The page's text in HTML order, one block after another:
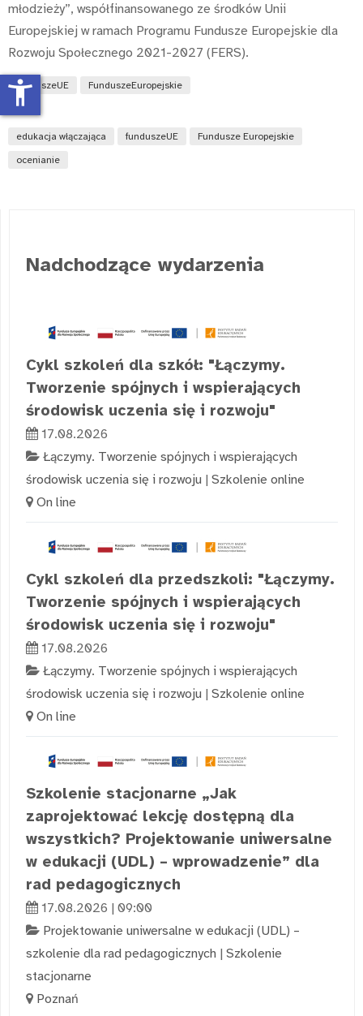
młodzieży”, współfinansowanego ze środków Unii
Europejskiej w ramach Programu Fundusze Europejskie dla
Rozwoju Społecznego 2021-2027 (FERS).
funduszeUE FunduszeEuropejskie
edukacja włączająca funduszeUE Fundusze Europejskie
ocenianie
Nadchodzące wydarzenia
Cykl szkoleń dla szkół: "Łączymy.
Tworzenie spójnych i wspierających
środowisk uczenia się i rozwoju"
17.08.2026
Łączymy. Tworzenie spójnych i wspierających
środowisk uczenia się i rozwoju | Szkolenie online
On line
Cykl szkoleń dla przedszkoli: "Łączymy.
Tworzenie spójnych i wspierających
środowisk uczenia się i rozwoju"
17.08.2026
Łączymy. Tworzenie spójnych i wspierających
środowisk uczenia się i rozwoju | Szkolenie online
On line
Szkolenie stacjonarne „Jak
zaprojektować lekcję dostępną dla
wszystkich? Projektowanie uniwersalne
w edukacji (UDL) – wprowadzenie” dla
rad pedagogicznych
17.08.2026 | 09:00
Projektowanie uniwersalne w edukacji (UDL) –
szkolenie dla rad pedagogicznych | Szkolenie
stacjonarne
Poznań
accessibility_new